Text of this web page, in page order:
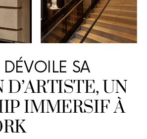
SA
UN
IMMERSIF À